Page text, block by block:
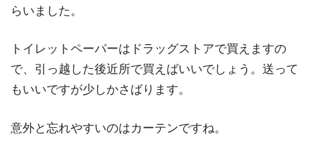
らいました。
トイレットペーパーはドラッグストアで買えますの
で、引っ越した後近所で買えばいいでしょう。送って
もいいですが少しかさばります。
意外と忘れやすいのはカーテンですね。